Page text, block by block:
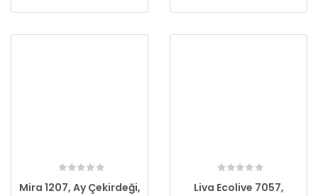
Mira 1207, Ay Çekirdeği,
Liva Ecolive 7057,